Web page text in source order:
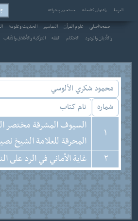
العربیة راهنمای کتابخانه جستجوی پیشرفته
صفحه‌اصلی علوم القرآن التفاسير الحديث وعلومه
والأديان والردود
الاحکام الفقه التزكية والأخلاق والآداب
محمود شكري الألوسي
شماره
نام کتاب
1
السيوف المشرقة مختصر
المحرقة للعلامة الشيخ
2
غاية الأماني في الرد على